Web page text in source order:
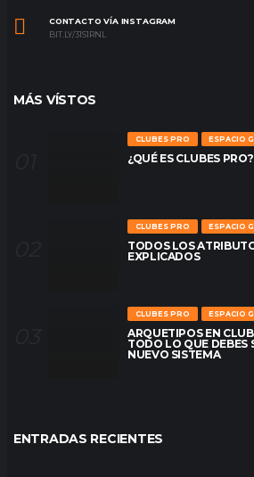
CONTACTO VÍA INSTAGRAM
BIT.LY/31S1RNL
MÁS VÍSTOS
CLUBES PRO ESPACIO
¿QUÉ ES CLUBES PRO?
CLUBES PRO ESPACIO
TODOS LOS
EXPLICADOS
CLUBES PRO ESPACIO
ARQUETIPOS EN
TODO LO QUE DEBES
NUEVO SISTEMA
ENTRADAS RECIENTES